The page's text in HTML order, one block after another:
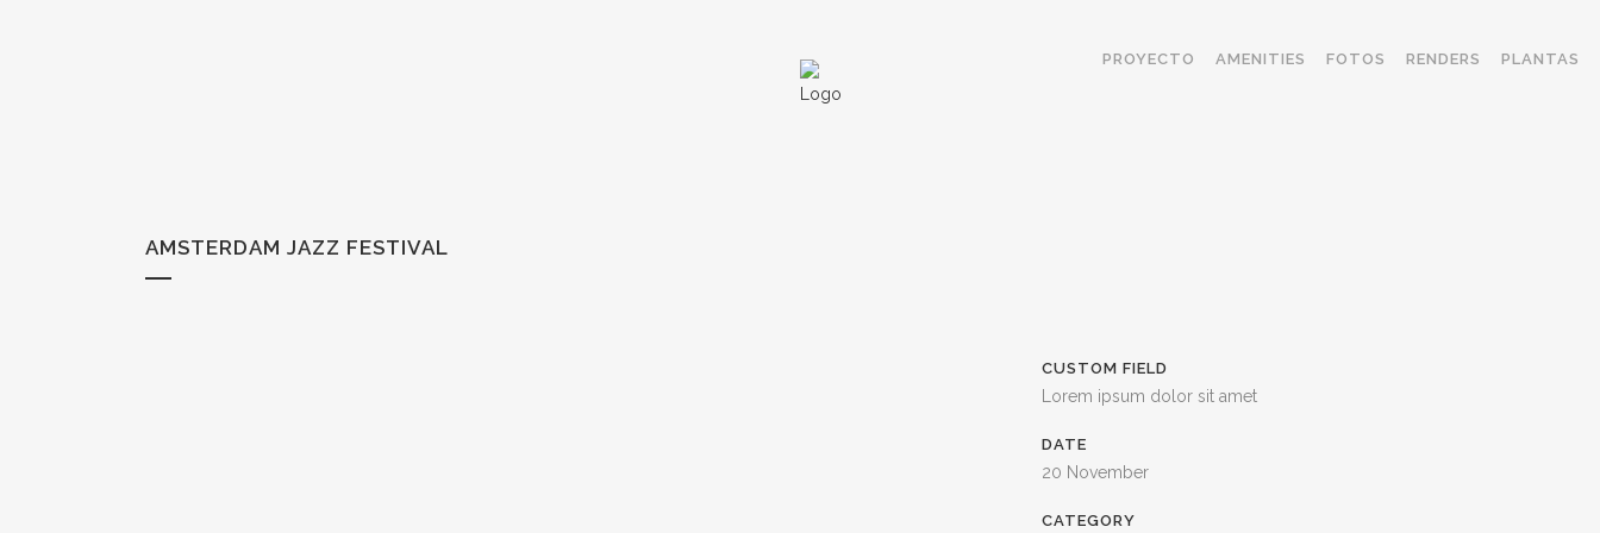
PROYECTO AMENITIES FOTOS RENDERS PLANTAS
AMSTERDAM JAZZ FESTIVAL
CUSTOM FIELD
Lorem ipsum dolor sit amet
DATE
20 November
CATEGORY